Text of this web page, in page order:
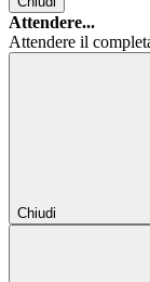
Attendere...
Attendere il
Chiudi